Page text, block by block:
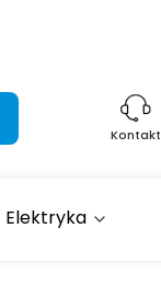
Kontakt
Elektryka